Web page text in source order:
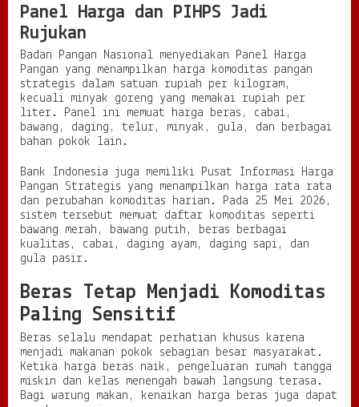
Panel Harga dan PIHPS Jadi
Rujukan
Badan Pangan Nasional menyediakan Panel Harga
Pangan yang menampilkan harga komoditas pangan
strategis dalam satuan rupiah per kilogram,
kecuali minyak goreng yang memakai rupiah per
liter. Panel ini memuat harga beras, cabai,
bawang, daging, telur, minyak, gula, dan berbagai
bahan pokok lain.
Bank Indonesia juga memiliki Pusat Informasi Harga
Pangan Strategis yang menampilkan harga rata rata
dan perubahan komoditas harian. Pada 25 Mei 2026,
sistem tersebut memuat daftar komoditas seperti
bawang merah, bawang putih, beras berbagai
kualitas, cabai, daging ayam, daging sapi, dan
gula pasir.
Beras Tetap Menjadi Komoditas
Paling Sensitif
Beras selalu mendapat perhatian khusus karena
menjadi makanan pokok sebagian besar masyarakat.
Ketika harga beras naik, pengeluaran rumah tangga
miskin dan kelas menengah bawah langsung terasa.
Bagi warung makan, kenaikan harga beras juga dapat